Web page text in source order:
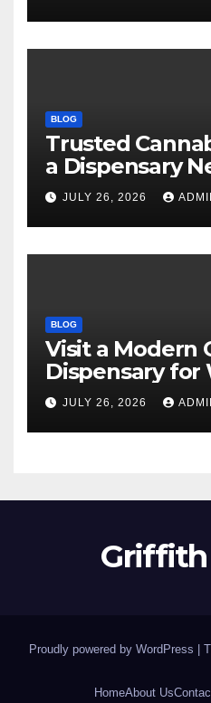
BLOG
Trusted
a Dispensary
JULY 26, 2026
BLOG
Visit a Modern
Dispensary for
JULY 26, 2026
Griffith
Proudly powered by WordPress
HomeAbout Us